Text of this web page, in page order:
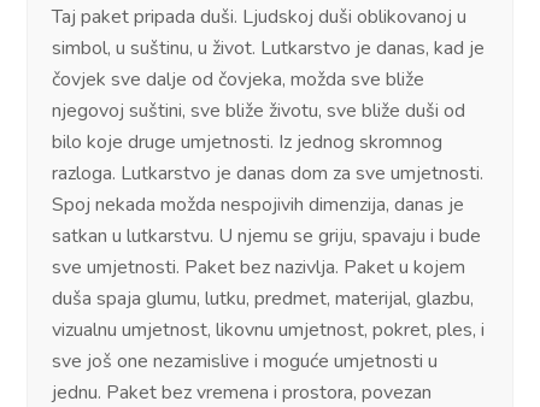
Taj paket pripada duši. Ljudskoj duši oblikovanoj u
simbol, u suštinu, u život. Lutkarstvo je danas, kad je
čovjek sve dalje od čovjeka, možda sve bliže
njegovoj suštini, sve bliže životu, sve bliže duši od
bilo koje druge umjetnosti. Iz jednog skromnog
razloga. Lutkarstvo je danas dom za sve umjetnosti.
Spoj nekada možda nespojivih dimenzija, danas je
satkan u lutkarstvu. U njemu se griju, spavaju i bude
sve umjetnosti. Paket bez nazivlja. Paket u kojem
duša spaja glumu, lutku, predmet, materijal, glazbu,
vizualnu umjetnost, likovnu umjetnost, pokret, ples, i
sve još one nezamislive i moguće umjetnosti u
jednu. Paket bez vremena i prostora, povezan